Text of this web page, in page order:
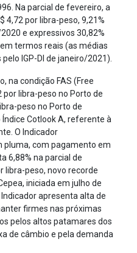
Na parcial de fevereiro, a
4,72 por libra-peso, 9,21%
e expressivos 30,82%
termos reais (as médias
IGP-DI de janeiro/2021).
na condição FAS (Free
por libra-peso no Porto de
peso no Porto de
Cotlook A, referente à
O Indicador
pluma, com pagamento em
6,88% na parcial de
libra-peso, novo recorde
iniciada em julho de
apresenta alta de
firmes nas próximas
pelos altos patamares dos
de câmbio e pela demanda